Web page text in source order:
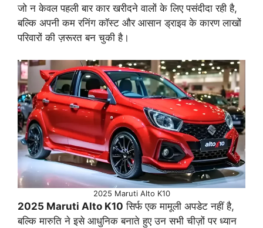
जो न केवल पहली बार कार खरीदने वालों के लिए पसंदीदा रही है,
बल्कि अपनी कम रनिंग कॉस्ट और आसान ड्राइव के कारण लाखों
परिवारों की ज़रूरत बन चुकी है।
2025 Maruti Alto K10
2025 Maruti Alto K10 सिर्फ एक मामूली अपडेट नहीं है,
बल्कि मारुति ने इसे आधुनिक बनाते हुए उन सभी चीज़ों पर ध्यान